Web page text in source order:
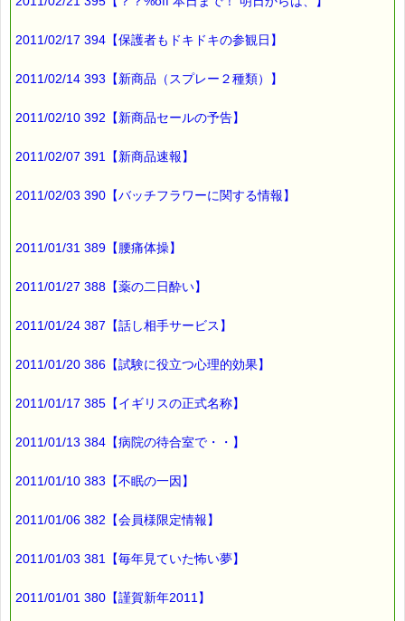
2011/02/17 394【保護者もドキドキの参観日】
2011/02/14 393【新商品（スプレー２種類）】
2011/02/10 392【新商品セールの予告】
2011/02/07 391【新商品速報】
2011/02/03 390【バッチフラワーに関する情報】
2011/01/31 389【腰痛体操】
2011/01/27 388【薬の二日酔い】
2011/01/24 387【話し相手サービス】
2011/01/20 386【試験に役立つ心理的効果】
2011/01/17 385【イギリスの正式名称】
2011/01/13 384【病院の待合室で・・】
2011/01/10 383【不眠の一因】
2011/01/06 382【会員様限定情報】
2011/01/03 381【毎年見ていた怖い夢】
2011/01/01 380【謹賀新年2011】